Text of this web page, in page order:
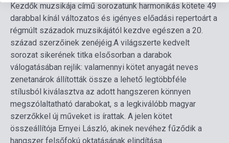
Kezdők muzsikája című sorozatunk harmonikás kötete 49
darabbal kínál változatos és igényes előadási repertoárt a
régmúlt századok muzsikájától kezdve egészen a 20.
század szerzőinek zenéjéig.A világszerte kedvelt
sorozat sikerének titka elsősorban a darabok
válogatásában rejlik: valamennyi kötet anyagát neves
zenetanárok állították össze a lehető legtöbbféle
stílusból kiválasztva az adott hangszeren könnyen
megszólaltatható darabokat, s a legkiválóbb magyar
szerzőkkel új műveket is írattak. A jelen kötet
összeállítója Ernyei László, akinek nevéhez fűződik a
hangszer felsőfokú oktatásának elindítása